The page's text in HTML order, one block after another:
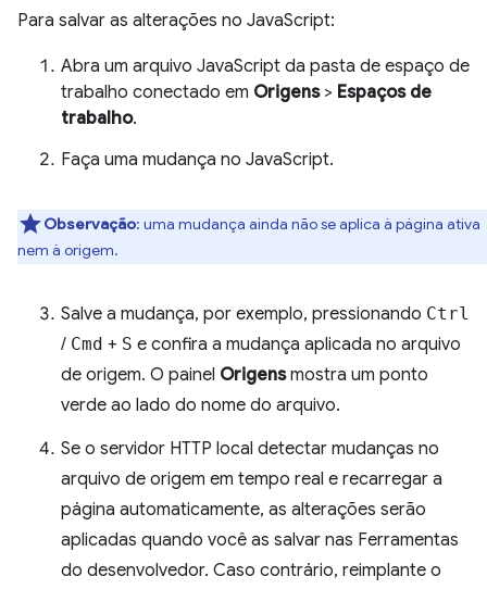
Para salvar as alterações no JavaScript:
Abra um arquivo JavaScript da pasta de espaço de
trabalho conectado em Origens> Espaços de
trabalho.
Faça uma mudança no JavaScript.
Observação: uma mudança ainda não se aplica à página ativa
nem à origem.
Salve a mudança, por exemplo, pressionando Ctrl
/ Cmd + S e confira a mudança aplicada no arquivo
de origem. O painel Origensmostra um ponto
verde ao lado do nome do arquivo.
Se o servidor HTTP local detectar mudanças no
arquivo de origem em tempo real e recarregar a
página automaticamente, as alterações serão
aplicadas quando você as salvar nas Ferramentas
do desenvolvedor. Caso contrário, reimplante o